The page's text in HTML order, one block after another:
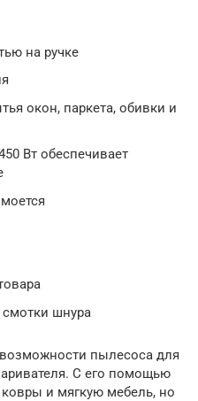
на ручке
окон, паркета, обивки и
Вт обеспечивает
шнура
пылесоса для
С его помощью
и мягкую мебель, но